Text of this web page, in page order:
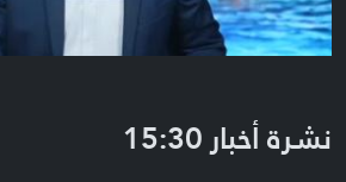
نشرة أخبار 15:30